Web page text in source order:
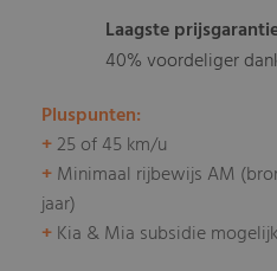
Laagste
40% voordeliger
Pluspunten:
+25 of 45 km/u
+Minimaal rijbewijs AM
jaar)
+Kia & Mia subsidie